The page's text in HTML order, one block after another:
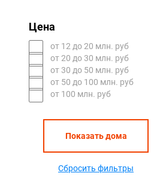
Цена
oт 12 до 20 млн. руб
oт 20 до 30 млн. руб
oт 30 до 50 млн. руб
oт 50 до 100 млн. руб
от 100 млн. руб
Показать дома
Сбросить фильтры